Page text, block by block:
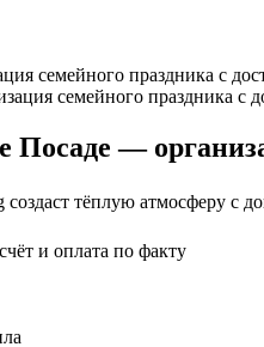
семейного праздника с
Посаде —
тёплую атмосферу с
и оплата по факту